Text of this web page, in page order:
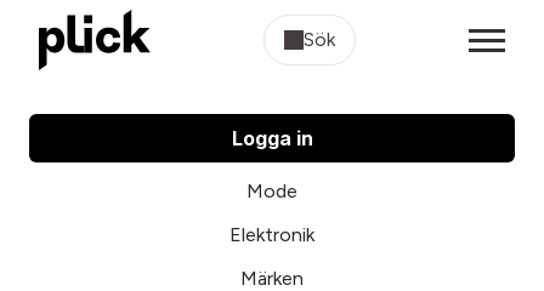
Sök
Logga in
Mode
Elektronik
Märken